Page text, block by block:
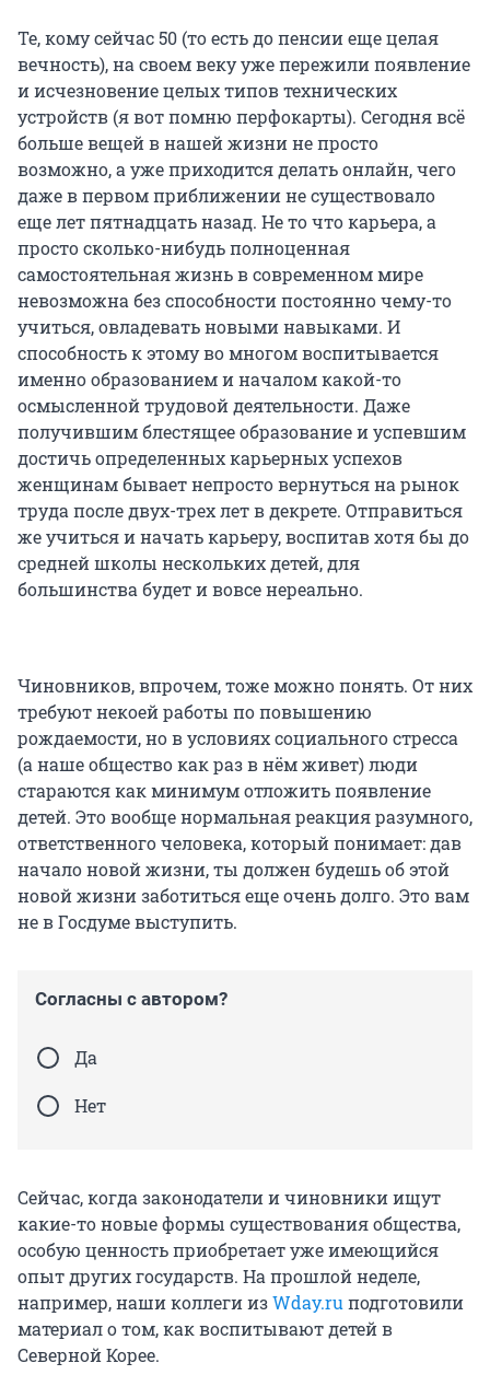
Те, кому сейчас 50 (то есть до пенсии еще целая
вечность), на своем веку уже пережили появление
и исчезновение целых типов технических
устройств (я вот помню перфокарты). Сегодня всё
больше вещей в нашей жизни не просто
возможно, а уже приходится делать онлайн, чего
даже в первом приближении не существовало
еще лет пятнадцать назад. Не то что карьера, а
просто сколько-нибудь полноценная
самостоятельная жизнь в современном мире
невозможна без способности постоянно чему-то
учиться, овладевать новыми навыками. И
способность к этому во многом воспитывается
именно образованием и началом какой-то
осмысленной трудовой деятельности. Даже
получившим блестящее образование и успевшим
достичь определенных карьерных успехов
женщинам бывает непросто вернуться на рынок
труда после двух-трех лет в декрете. Отправиться
же учиться и начать карьеру, воспитав хотя бы до
средней школы нескольких детей, для
большинства будет и вовсе нереально.
Чиновников, впрочем, тоже можно понять. От них
требуют некоей работы по повышению
рождаемости, но в условиях социального стресса
(а наше общество как раз в нём живет) люди
стараются как минимум отложить появление
детей. Это вообще нормальная реакция разумного,
ответственного человека, который понимает: дав
начало новой жизни, ты должен будешь об этой
новой жизни заботиться еще очень долго. Это вам
не в Госдуме выступить.
Согласны с автором?
Да
Нет
Сейчас, когда законодатели и чиновники ищут
какие-то новые формы существования общества,
особую ценность приобретает уже имеющийся
опыт других государств. На прошлой неделе,
например, наши коллеги изWday.ruподготовили
материал о том, как воспитывают детей в
Северной Корее.